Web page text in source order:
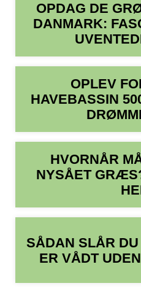
OPDAG DE
DANMARK:
OPLEV
HAVEBASSIN
HVORNÅR
NYSÅET
SÅDAN SLÅR
ER VÅDT